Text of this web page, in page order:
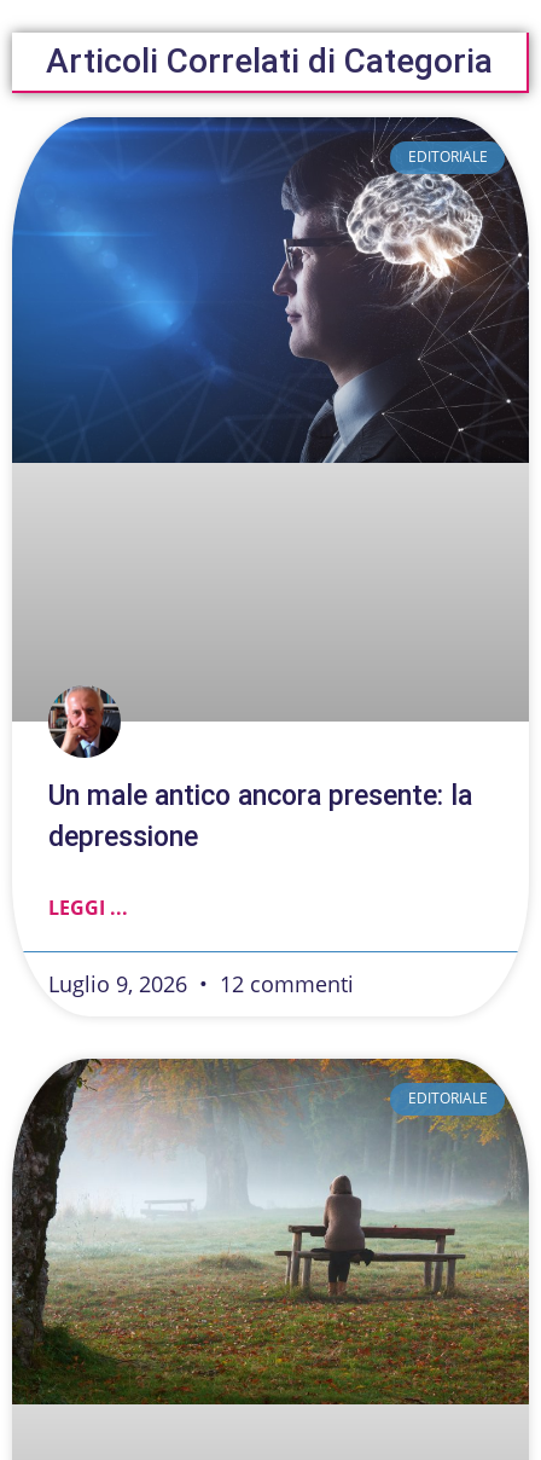
Articoli Correlati di Categoria
EDITORIALE
Un male antico ancora presente: la
depressione
LEGGI ...
Luglio 9, 2026 12 commenti
EDITORIALE